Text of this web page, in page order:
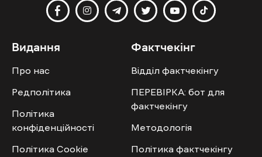
Видання
Про нас
Редполітика
Політика
конфіденційності
Політика Cookie
Фактчекінг
Відділ фактчекінгу
ПЕРЕВІРКА: бот для
фактчекінгу
Методологія
Політика фактчекінгу